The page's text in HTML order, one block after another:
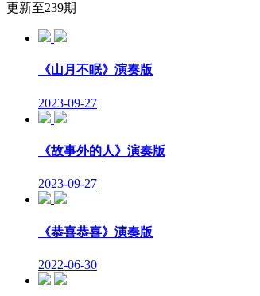
更新至239期
《山月不眠》演奏版
2023-09-27
《故事外的人》演奏版
2023-09-27
《恭喜恭喜》演奏版
2022-06-30